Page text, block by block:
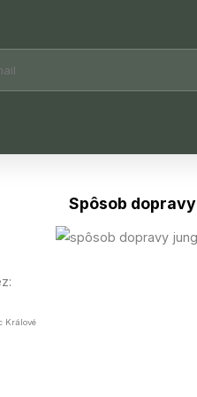
Králové
Spôsob dopravy